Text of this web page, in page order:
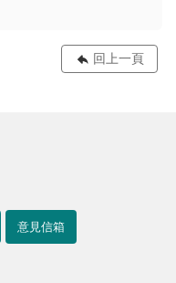
回上一頁
意見信箱